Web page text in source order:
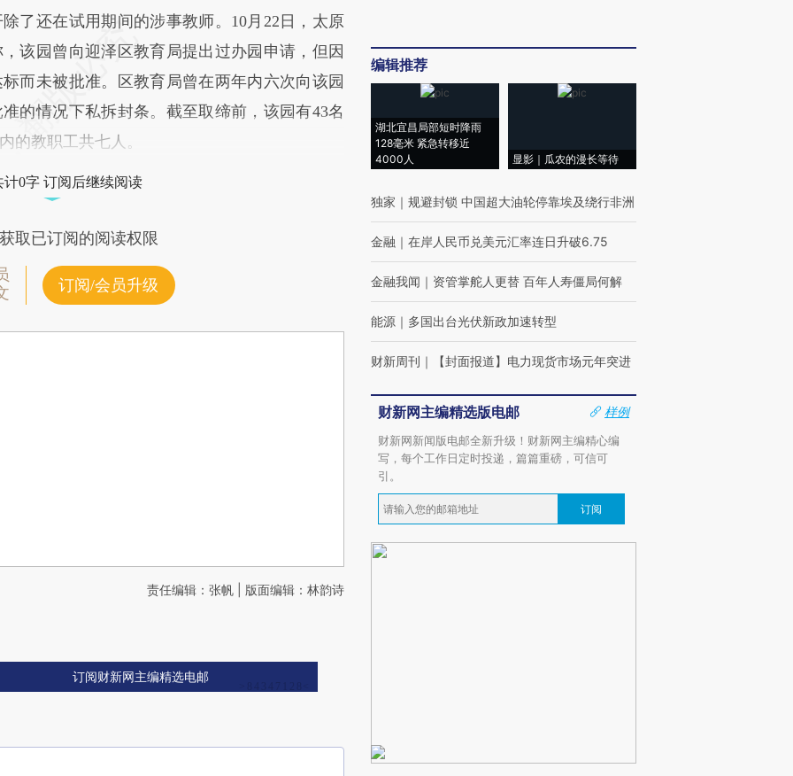
还在试用期间的涉事教师。10月22日，太原
该园曾向迎泽区教育局提出过办园申请，但因
而未被批准。区教育局曾在两年内六次向该园
的情况下私拆封条。截至取缔前，该园有43名
的教职工共七人。
计0字 订阅后继续阅读
取已订阅的阅读权限
订阅/会员升级
责任编辑：张帆 | 版面编辑：林韵诗
订阅财新网主编精选电邮
编辑推荐
湖北宜昌局部短时降雨
128毫米 紧急转移近
4000人
显影｜瓜农的漫长等待
独家 ｜ 规避封锁 中国超大油轮停靠埃及绕行非洲
金融 ｜ 在岸人民币兑美元汇率连日升破6.75
金融我闻 ｜ 资管掌舵人更替 百年人寿僵局何解
能源 ｜ 多国出台光伏新政加速转型
财新周刊 ｜ 【封面报道】电力现货市场元年突进
财新网主编精选版电邮
样例
财新网新闻版电邮全新升级！财新网主编精心编
写，每个工作日定时投递，篇篇重磅，可信可
引。
订阅